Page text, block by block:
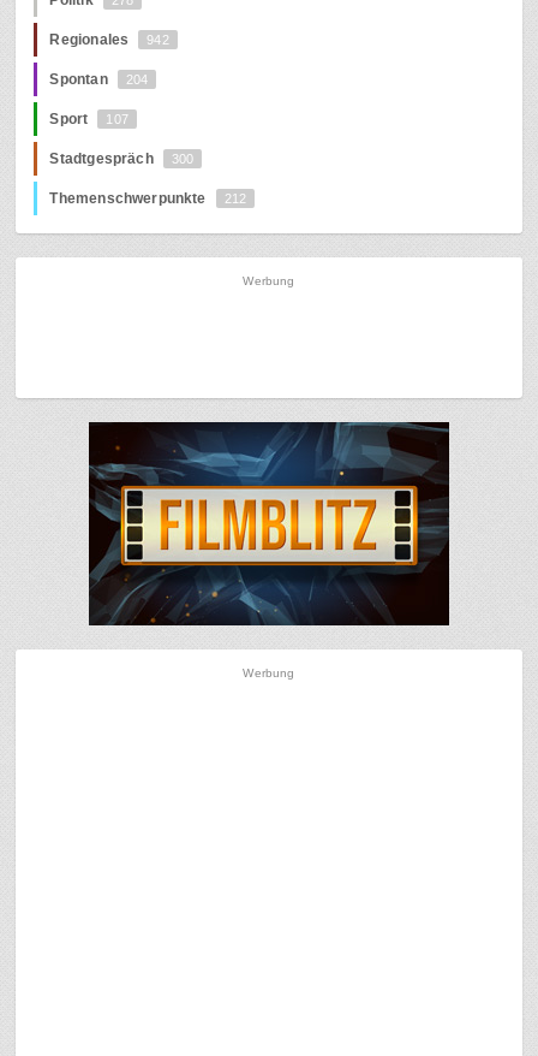
Regionales 942
Spontan 204
Sport 107
Stadtgespräch 300
Themenschwerpunkte 212
Werbung
Werbung